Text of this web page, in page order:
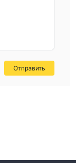
Отправить